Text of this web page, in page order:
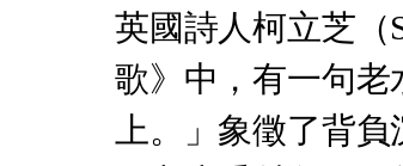
英國詩人柯立芝（
歌》中，有一句
上。」象徵了背